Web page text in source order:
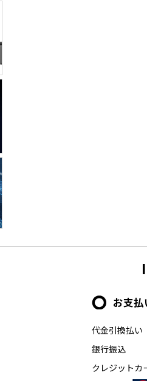
お支
代金引換払い
銀行振込
クレジットカ